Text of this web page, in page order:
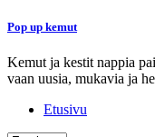
Pop up kemut
Kemut ja kestit nappia
vaan uusia, mukavia ja
Etusivu